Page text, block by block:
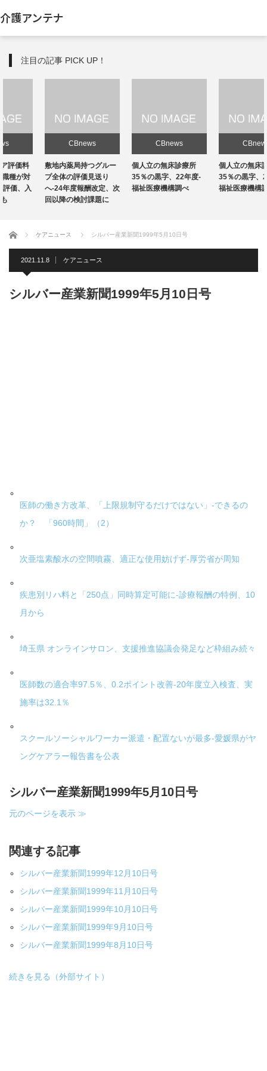
介護アンテナ
注目の記事 PICK UP！
敷地内薬局持つグルー
プ全体の評価見送り
へ-24年度報酬改定、次
回以降の検討課題に
個人立の無床診療所
35％の黒字、22年度-
福祉医療機構調べ
個人立の無床診療所
35％の黒字、22年度-
福祉医療機構調べ
ホーム ケアニュース シルバー産業新聞1999年5月10日号
2021.11.8 ケアニュース
シルバー産業新聞1999年5月10日号
医師の働き方改革、「上限規制守るだけではない」-できるの
か？ 「960時間」（2）
次亜塩素酸水の空間噴霧、適正な使用妨げず-厚労省が周知
疾患別リハ料と「250点」同時算定可能に-診療報酬の特例、10
月から
埼玉県 オンラインサロン、支援推進協議会発足など枠組み続々
医師数の適合率97.5％、0.2ポイント改善-20年度立入検査、実
施率は32.1％
スクールソーシャルワーカー派遣・配置ないが最多-愛媛県がヤ
ングケアラー報告書を公表
シルバー産業新聞1999年5月10日号
元のページを表示 ≫
関連する記事
シルバー産業新聞1999年12月10日号
シルバー産業新聞1999年11月10日号
シルバー産業新聞1999年10月10日号
シルバー産業新聞1999年9月10日号
シルバー産業新聞1999年8月10日号
続きを見る（外部サイト）